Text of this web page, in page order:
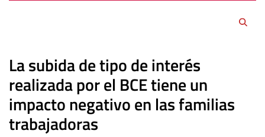
La subida de tipo de interés
realizada por el BCE tiene un
impacto negativo en las familias
trabajadoras